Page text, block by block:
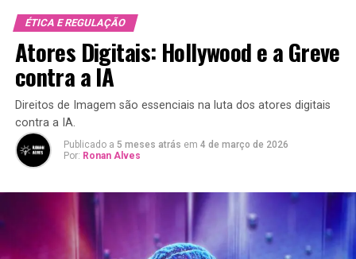
Essencialmente, a governança de dados envolve:
Controle:Estabelecer regras e diretrizes sobre o
manuseio de dados.
Responsabilidade:Definir quem é responsável
pela coleta, armazenamento e uso dos dados.
Qualidade: Garantir que os dados sejam precisos,
Segurança:Proteger os dados contra acesso não
autorizado e violações.
Por Que Governança de Dados é
ÉTICA E REGULAÇÃO
Atores Digitais: Hollywood e a Greve
contra a IA
Direitos de Imagem são essenciais na luta dos atores digitais
contra a IA.
Publicado a 5 meses atrás em 4 de março de 2026
Por: Ronan Alves